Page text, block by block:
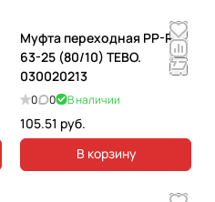
Муфта переходная PP-R
63-25 (80/10) TEBO.
030020213
0 0 В наличии
105.51 руб.
В корзину